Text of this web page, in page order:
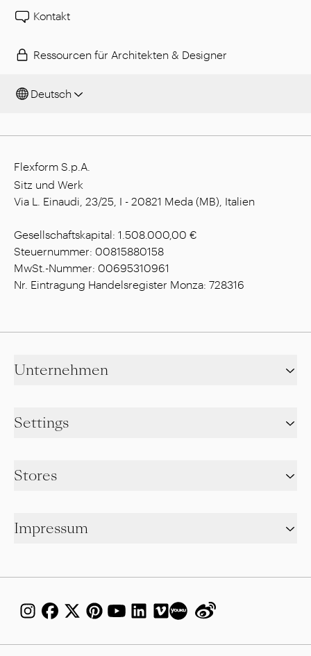
Kontakt
Ressourcen für Architekten & Designer
Deutsch
Flexform S.p.A.
Sitz und Werk
Via L. Einaudi, 23/25, I - 20821 Meda (MB), Italien
Gesellschaftskapital: 1.508.000,00 €
Steuernummer: 00815880158
MwSt.-Nummer: 00695310961
Nr. Eintragung Handelsregister Monza: 728316
Unternehmen
Settings
Stores
Impressum